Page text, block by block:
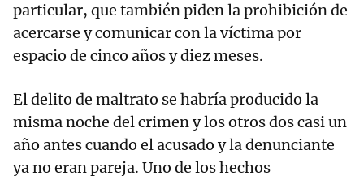
particular, que también piden la prohibición de
acercarse y comunicar con la víctima por
espacio de cinco años y diez meses.
El delito de maltrato se habría producido la
misma noche del crimen y los otros dos casi un
año antes cuando el acusado y la denunciante
ya no eran pareja. Uno de los hechos